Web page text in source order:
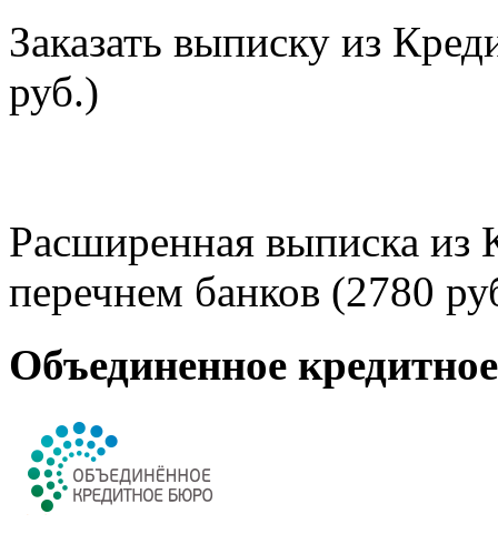
Заказать выписку из
руб.)
Расширенная выписка из
перечнем банков (2780
Объединенное